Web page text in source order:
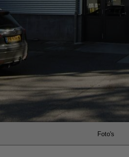
Foto's